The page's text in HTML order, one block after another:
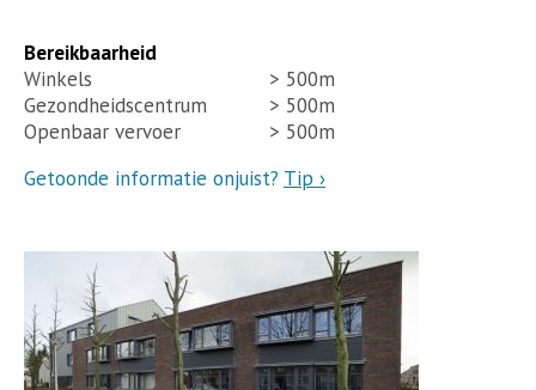
Bereikbaarheid
Winkels
> 500m
Gezondheidscentrum
> 500m
Openbaar vervoer
> 500m
Getoonde informatie onjuist? Tip ›